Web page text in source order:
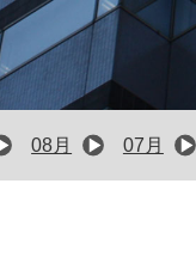
08月 07月